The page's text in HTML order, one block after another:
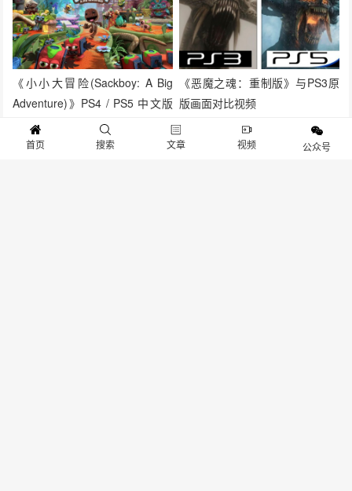
《小小大冒险(Sackboy: A Big
Adventure)》PS4 / PS5 中文版
11 月同步推出
《恶魔之魂：重制版》与PS3原
版画面对比视频
首页 搜索 文章 视频 公众号